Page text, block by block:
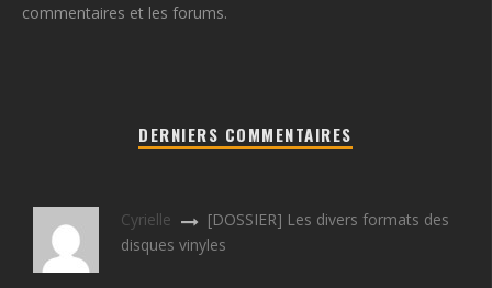
commentaires et les forums.
DERNIERS COMMENTAIRES
Cyrielle
[DOSSIER] Les divers formats des
disques vinyles